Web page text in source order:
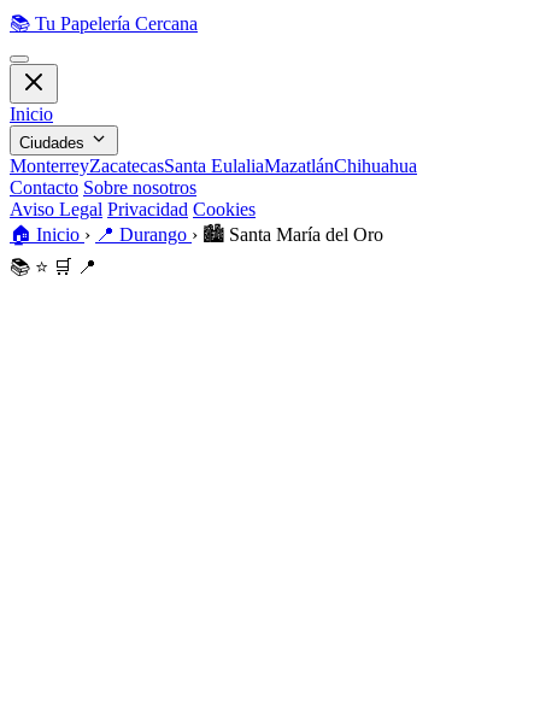
📚 Tu Papelería Cercana
Inicio
Ciudades
MonterreyZacatecasSanta EulaliaMazatlánChihuahua
Contacto Sobre nosotros
Aviso Legal Privacidad Cookies
🏠 Inicio › 📍 Durango › 🏙️ Santa María del Oro
📚 ⭐ 🛒 📍